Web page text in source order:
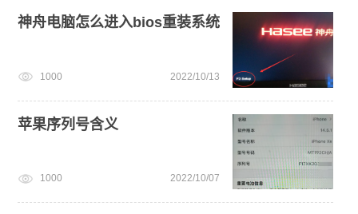
神舟电脑怎么进入bios重装系统
1000 2022/10/13
苹果序列号含义
1000 2022/10/07